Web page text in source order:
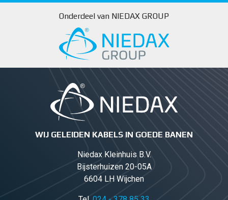
Onderdeel van NIEDAX GROUP
WIJ GELEIDEN KABELS IN GOEDE BANEN
Niedax Kleinhuis B.V.
Bijsterhuizen 20-05A
6604 LH Wijchen